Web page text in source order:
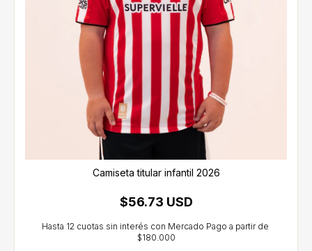
Camiseta titular infantil 2026
$56.73 USD